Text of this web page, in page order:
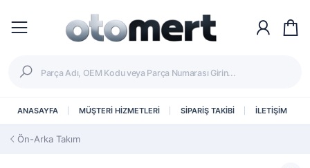
ANASAYFA MÜŞTERİ HİZMETLERİ SİPARİŞ TAKİBİ İLETİŞİM
Ön-Arka Takım